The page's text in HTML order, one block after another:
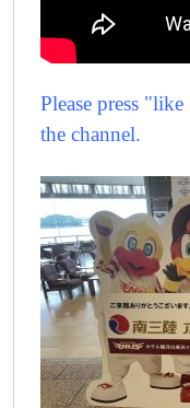
Please press "like
the channel.